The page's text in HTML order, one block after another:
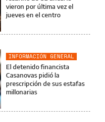
vieron por última vez el
jueves en el centro
INFORMACIÓN GENERAL
El detenido financista
Casanovas pidió la
prescripción de sus estafas
millonarias